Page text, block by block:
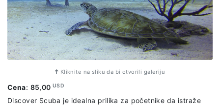
Kliknite na sliku da bi otvorili galeriju
Cena: 85,00USD
Discover Scuba je idealna prilika za početnike da istraže